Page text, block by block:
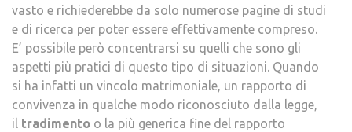
vasto e richiederebbe da solo numerose pagine di studi
e di ricerca per poter essere effettivamente compreso.
E’ possibile però concentrarsi su quelli che sono gli
aspetti più pratici di questo tipo di situazioni. Quando
si ha infatti un vincolo matrimoniale, un rapporto di
convivenza in qualche modo riconosciuto dalla legge,
il tradimento o la più generica fine del rapporto